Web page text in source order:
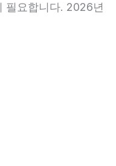
필요합니다. 2026년